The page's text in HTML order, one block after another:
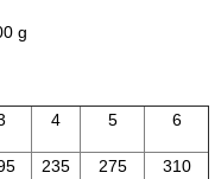
g
4 5 6
235 275 310